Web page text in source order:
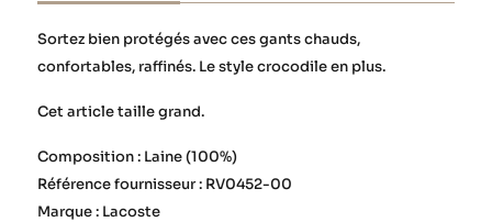
Sortez bien protégés avec ces gants chauds,
confortables, raffinés. Le style crocodile en plus.
Cet article taille grand.
Composition : Laine (100%)
Référence fournisseur : RV0452-00
Marque : Lacoste